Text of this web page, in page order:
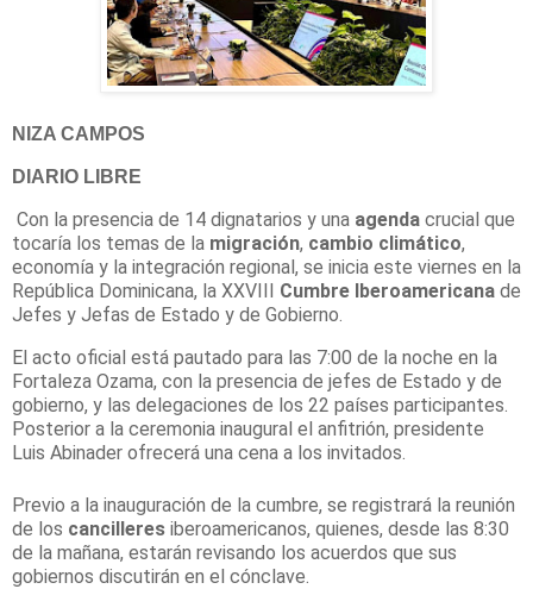
NIZA CAMPOS
DIARIO LIBRE
Con la presencia de 14 dignatarios y una agenda crucial que
tocaría los temas de la migración, cambio climático,
economía y la integración regional, se inicia este viernes en la
República Dominicana, la XXVIII Cumbre Iberoamericana de
Jefes y Jefas de Estado y de Gobierno.
El acto oficial está pautado para las 7:00 de la noche en la
Fortaleza Ozama, con la presencia de jefes de Estado y de
gobierno, y las delegaciones de los 22 países participantes.
Posterior a la ceremonia inaugural el anfitrión, presidente
Luis Abinader ofrecerá una cena a los invitados.
Previo a la inauguración de la cumbre, se registrará la reunión
de los cancilleres iberoamericanos, quienes, desde las 8:30
de la mañana, estarán revisando los acuerdos que sus
gobiernos discutirán en el cónclave.